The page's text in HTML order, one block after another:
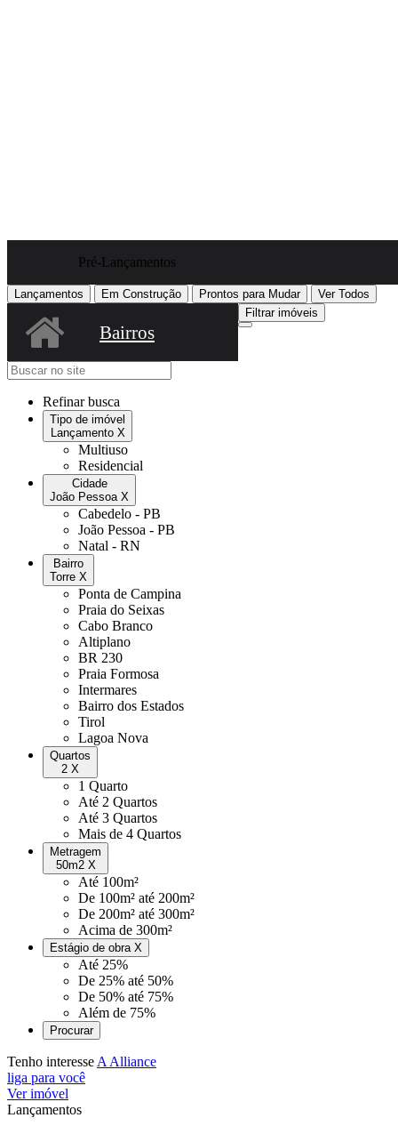
Pré-Lançamentos
Lançamentos Em Construção Prontos para Mudar Ver Todos
Bairros
Filtrar imóveis
Refinar busca
Tipo de imóvel
Lançamento X
Multiuso
Residencial
Cidade
João Pessoa X
Cabedelo - PB
João Pessoa - PB
Natal - RN
Bairro
Torre X
Ponta de Campina
Praia do Seixas
Cabo Branco
Altiplano
BR 230
Praia Formosa
Intermares
Bairro dos Estados
Tirol
Lagoa Nova
Quartos
2 X
1 Quarto
Até 2 Quartos
Até 3 Quartos
Mais de 4 Quartos
Metragem
50m2 X
Até 100m²
De 100m² até 200m²
De 200m² até 300m²
Acima de 300m²
Estágio de obra X
Até 25%
De 25% até 50%
De 50% até 75%
Além de 75%
Tenho interesseA Alliance
liga para você
Ver imóvel
Lançamentos